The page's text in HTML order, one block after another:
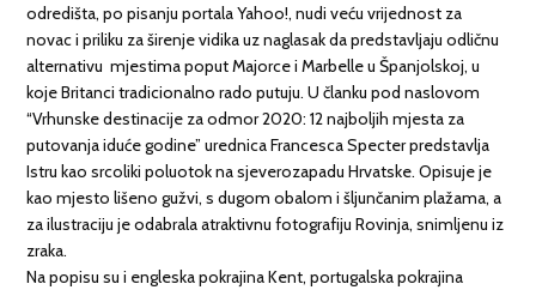
odredišta, po pisanju portala Yahoo!, nudi veću vrijednost za
novac i priliku za širenje vidika uz naglasak da predstavljaju odličnu
alternativu mjestima poput Majorce i Marbelle u Španjolskoj, u
koje Britanci tradicionalno rado putuju. U članku pod naslovom
“Vrhunske destinacije za odmor 2020: 12 najboljih mjesta za
putovanja iduće godine” urednica Francesca Specter predstavlja
Istru kao srcoliki poluotok na sjeverozapadu Hrvatske. Opisuje je
kao mjesto lišeno gužvi, s dugom obalom i šljunčanim plažama, a
za ilustraciju je odabrala atraktivnu fotografiju Rovinja, snimljenu iz
zraka.
Na popisu su i engleska pokrajina Kent, portugalska pokrajina